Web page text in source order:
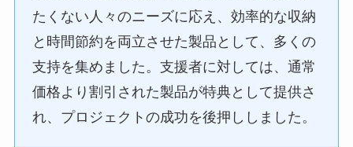
たくない人々のニーズに応え、効率的な収納
と時間節約を両立させた製品として、多くの
支持を集めました。支援者に対しては、通常
価格より割引された製品が特典として提供さ
れ、プロジェクトの成功を後押ししました。